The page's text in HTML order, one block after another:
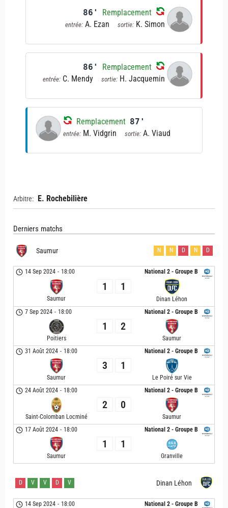
86' Remplacement
entrée: A. Ezan sortie: K. Simon
86' Remplacement
entrée: C. Mendy sortie: H. Jacquemin
Remplacement 87'
entrée: M. Vidgrin sortie: A. Viaud
Arbitre: E. Rochebilière
Derniers matchs
Saumur N N D N D
National 2 - Groupe B
14 Sep 2024 - 18:00
Saumur
1 1
Dinan Léhon
National 2 - Groupe B
7 Sep 2024 - 18:00
Poitiers
1 2
Saumur
National 2 - Groupe B
31 Août 2024 - 18:00
Saumur
3 1
Le Poiré sur Vie
National 2 - Groupe B
24 Août 2024 - 18:00
Saint-Colomban Locminé
2 0
Saumur
National 2 - Groupe B
17 Août 2024 - 18:00
Saumur
1 1
Granville
Dinan Léhon
D V V D V
National 2 - Groupe B
14 Sep 2024 - 18:00